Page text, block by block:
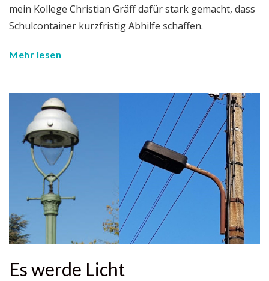
mein Kollege Christian Gräff dafür stark gemacht, dass
Schulcontainer kurzfristig Abhilfe schaffen.
Mehr lesen
Es werde Licht